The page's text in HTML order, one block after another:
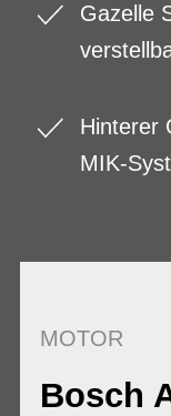
Gazelle
Hinterer
MIK-
MOTOR
Bosch